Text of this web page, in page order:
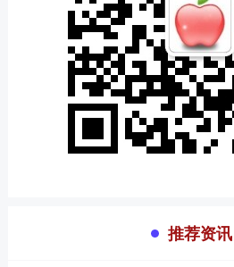
推荐资讯